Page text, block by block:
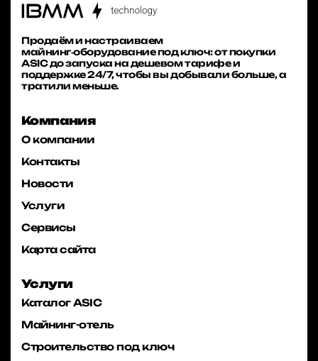
Продаём и настраиваем
майнинг‑оборудование под ключ: от покупки
ASIC до запуска на дешевом тарифе и
поддержке 24/7, чтобы вы добывали больше, а
тратили меньше.
Компания
О компании
Контакты
Новости
Услуги
Сервисы
Карта сайта
Услуги
Каталог ASIC
Майнинг-отель
Строительство под ключ